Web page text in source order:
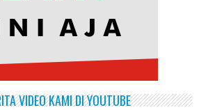
VIDEO KAMI DI YOUTUBE